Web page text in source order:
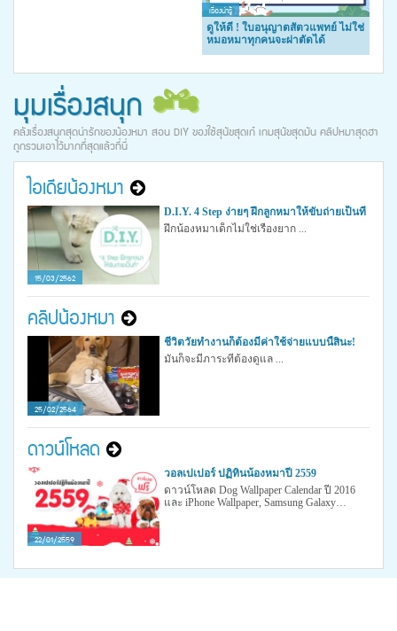
เรื่องน่ารู้
ดูให้ดี ! ใบอนุญาตสัตวแพทย์ ไม่ใช่
หมอหมาทุกคนจะผ่าตัดได้
มุมเรื่องสนุก
คลังเรื่องสนุกสุดน่ารักของน้องหมา สอน DIY ของใช้สุนัขสุดเก๋ เกมสุนัขสุดมัน คลิปหมาสุดฮา
ถูกรวมเอาไว้มากที่สุดแล้วที่นี่
ไอเดียน้องหมา
15/03/2562
D.I.Y. 4 Step ง่ายๆ ฝึกลูกหมาให้ขับถ่ายเป็นที่
ฝึกน้องหมาเด็กไม่ใช่เรื่องยาก ...
คลิปน้องหมา
25/02/2564
ชีวิตวัยทำงานก็ต้องมีค่าใช้จ่ายแบบนี้สินะ!
มันก็จะมีภาระที่ต้องดูแล ...
ดาวน์โหลด
22/01/2559
วอลเปเปอร์ ปฏิทินน้องหมาปี 2559
ดาวน์โหลด Dog Wallpaper Calendar ปี 2016
และ iPhone Wallpaper, Samsung Galaxy